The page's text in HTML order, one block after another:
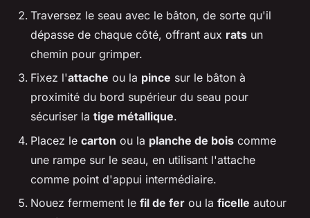
Traversez le seau avec le bâton, de sorte qu'il
dépasse de chaque côté, offrant aux rats un
chemin pour grimper.
Fixez l'attache ou la pince sur le bâton à
proximité du bord supérieur du seau pour
sécuriser la tige métallique.
Placez le carton ou la planche de bois comme
une rampe sur le seau, en utilisant l'attache
comme point d'appui intermédiaire.
Nouez fermement le fil de fer ou la ficelle autour